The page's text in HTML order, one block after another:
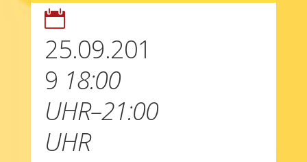

25.09.201
9 18:00
UHR–21:00
UHR